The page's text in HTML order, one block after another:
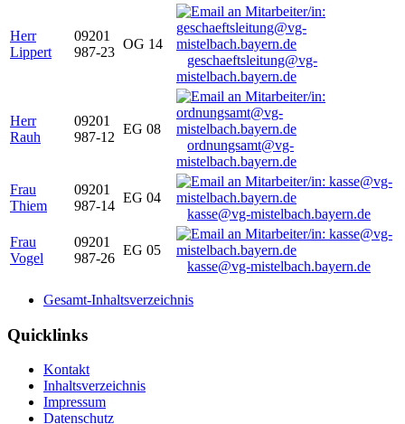
Herr
Lippert
09201
987-23
OG 14
geschaeftsleitung@vg-
mistelbach.bayern.de
Herr
Rauh
09201
987-12
EG 08
ordnungsamt@vg-
mistelbach.bayern.de
Frau
Thiem
09201
987-14
EG 04
kasse@vg-mistelbach.bayern.de
Frau
Vogel
09201
987-26
EG 05
kasse@vg-mistelbach.bayern.de
Gesamt-Inhaltsverzeichnis
Quicklinks
Kontakt
Inhaltsverzeichnis
Impressum
Datenschutz